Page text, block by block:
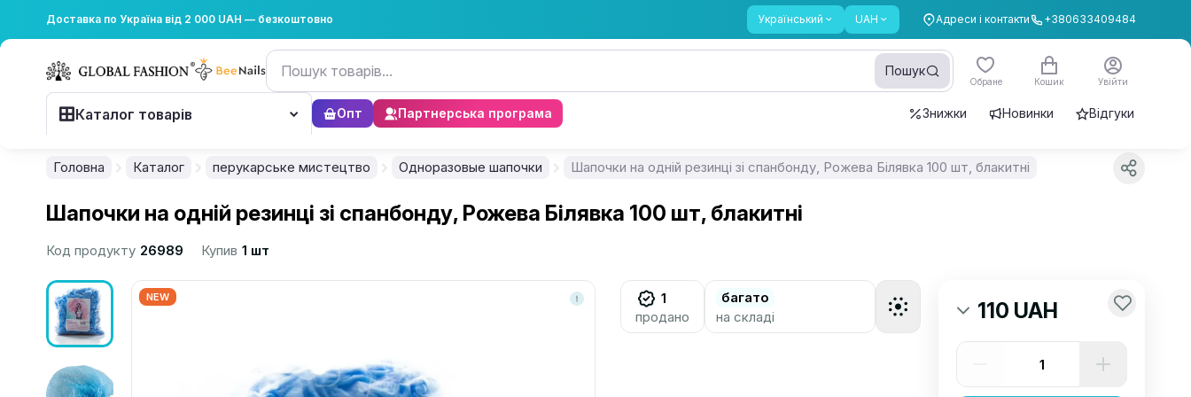
Доставка по Україна від 2 000 UAH — безкоштовно Український UAH Адреси і контакти +380633409484
Пошук
Обране Кошик Увійти
Каталог товарів Опт Партнерська програма Знижки Новинки Відгуки
Головна Каталог перукарське мистецтво Одноразовые шапочки Шапочки на одній резинці зі спанбонду, Рожева Білявка 100 шт, блакитні
Шапочки на одній резинці зі спанбонду, Рожева Білявка 100 шт, блакитні
Код продукту 26989 Купив 1 шт
NEW
1
продано
багато
на складі
110 UAH